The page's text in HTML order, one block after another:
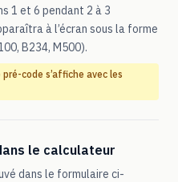
1 et 6 pendant 2 à 3
à l’écran sous la forme
B234, M500).
code s’affiche avec les
le calculateur
dans le formulaire ci-